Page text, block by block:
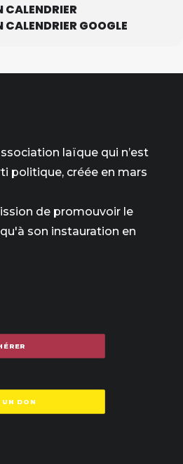
GOOGLE
laïque qui n’est
politique, créée en mars
de promouvoir le
son instauration en
UN DON